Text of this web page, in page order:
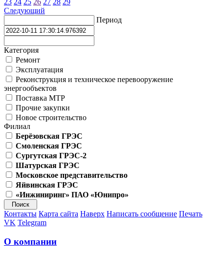
23 24 25 26 27 28 29
Следующий
Период
Категория
Ремонт
Эксплуатация
Реконструкция и техническое перевооружение
энергообъектов
Поставка МТР
Прочие закупки
Новое строительство
Филиал
Берёзовская ГРЭС
Смоленская ГРЭС
Сургутская ГРЭС-2
Шатурская ГРЭС
Московское представительство
Яйвинская ГРЭС
«Инжиниринг» ПАО «Юнипро»
Контакты Карта сайта Наверх Написать сообщение Печать
VK Telegram
О компании